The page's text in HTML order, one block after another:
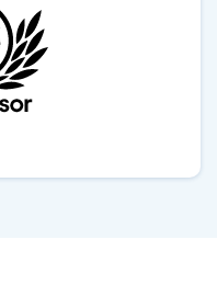
tiene una
Os animamos a
además de ser